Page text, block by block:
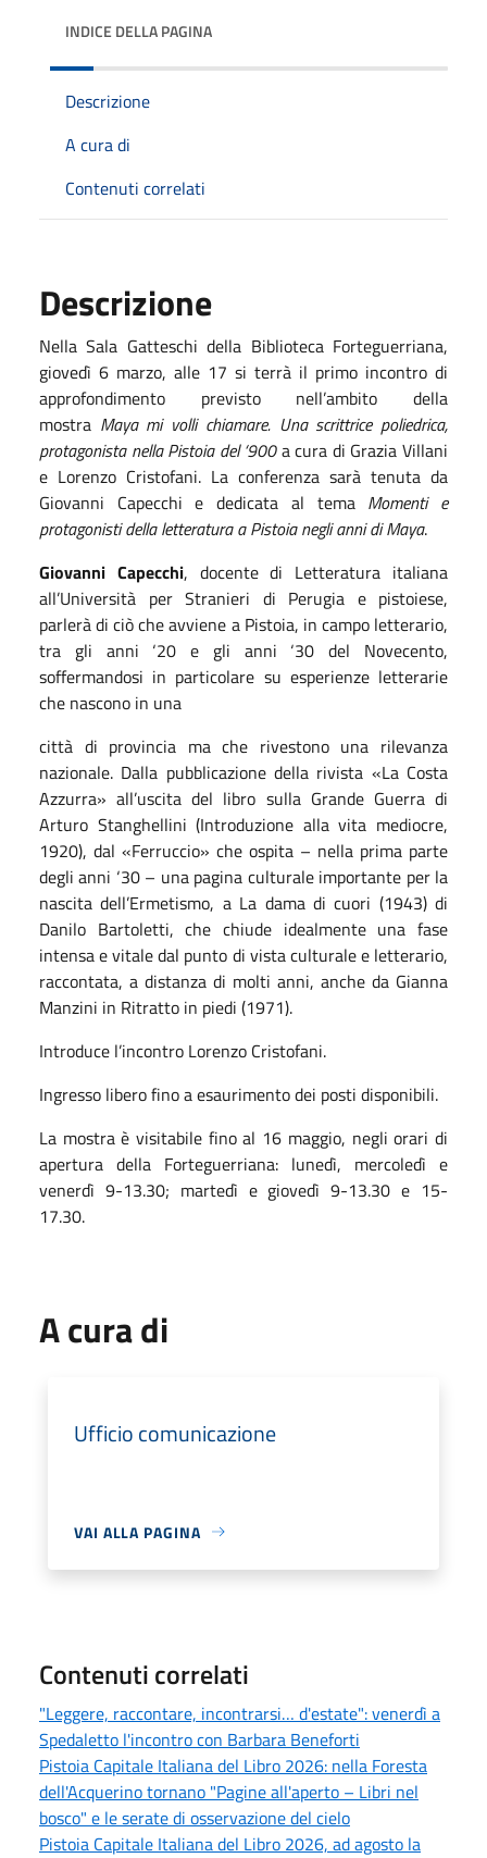
INDICE DELLA PAGINA
Descrizione
A cura di
Contenuti correlati
Descrizione
Nella Sala Gatteschi della Biblioteca Forteguerriana,
giovedì 6 marzo, alle 17 si terrà il primo incontro di
approfondimento previsto nell’ambito della
mostra Maya mi volli chiamare. Una scrittrice poliedrica,
protagonista nella Pistoia del ‘900a cura di Grazia Villani
e Lorenzo Cristofani. La conferenza sarà tenuta da
Giovanni Capecchi e dedicata al tema Momenti e
protagonisti della letteratura a Pistoia negli anni di Maya.
Giovanni Capecchi, docente di Letteratura italiana
all’Università per Stranieri di Perugia e pistoiese,
parlerà di ciò che avviene a Pistoia, in campo letterario,
tra gli anni ‘20 e gli anni ‘30 del Novecento,
soffermandosi in particolare su esperienze letterarie
che nascono in una
città di provincia ma che rivestono una rilevanza
nazionale. Dalla pubblicazione della rivista «La Costa
Azzurra» all’uscita del libro sulla Grande Guerra di
Arturo Stanghellini (Introduzione alla vita mediocre,
1920), dal «Ferruccio» che ospita – nella prima parte
degli anni ‘30 – una pagina culturale importante per la
nascita dell’Ermetismo, a La dama di cuori (1943) di
Danilo Bartoletti, che chiude idealmente una fase
intensa e vitale dal punto di vista culturale e letterario,
raccontata, a distanza di molti anni, anche da Gianna
Manzini in Ritratto in piedi (1971).
Introduce l’incontro Lorenzo Cristofani.
Ingresso libero fino a esaurimento dei posti disponibili.
La mostra è visitabile fino al 16 maggio, negli orari di
apertura della Forteguerriana: lunedì, mercoledì e
venerdì 9-13.30; martedì e giovedì 9-13.30 e 15-
17.30.
A cura di
Ufficio comunicazione
VAI ALLA PAGINA
Contenuti correlati
"Leggere, raccontare, incontrarsi… d'estate": venerdì a
Spedaletto l'incontro con Barbara Beneforti
Pistoia Capitale Italiana del Libro 2026: nella Foresta
dell'Acquerino tornano "Pagine all'aperto – Libri nel
bosco" e le serate di osservazione del cielo
Pistoia Capitale Italiana del Libro 2026, ad agosto la